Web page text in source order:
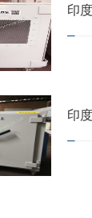
印
印